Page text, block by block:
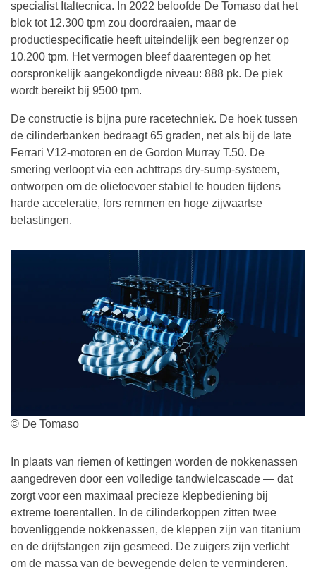
specialist Italtecnica. In 2022 beloofde De Tomaso dat het
blok tot 12.300 tpm zou doordraaien, maar de
productiespecificatie heeft uiteindelijk een begrenzer op
10.200 tpm. Het vermogen bleef daarentegen op het
oorspronkelijk aangekondigde niveau: 888 pk. De piek
wordt bereikt bij 9500 tpm.
De constructie is bijna pure racetechniek. De hoek tussen
de cilinderbanken bedraagt 65 graden, net als bij de late
Ferrari V12-motoren en de Gordon Murray T.50. De
smering verloopt via een achttraps dry-sump-systeem,
ontworpen om de olietoevoer stabiel te houden tijdens
harde acceleratie, fors remmen en hoge zijwaartse
belastingen.
© De Tomaso
In plaats van riemen of kettingen worden de nokkenassen
aangedreven door een volledige tandwielcascade — dat
zorgt voor een maximaal precieze klepbediening bij
extreme toerentallen. In de cilinderkoppen zitten twee
bovenliggende nokkenassen, de kleppen zijn van titanium
en de drijfstangen zijn gesmeed. De zuigers zijn verlicht
om de massa van de bewegende delen te verminderen.